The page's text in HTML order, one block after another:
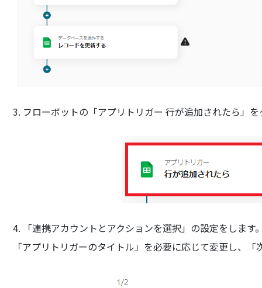
3. フローボットの「アプリトリガー 行が追加されたら」
4. 「連携アカウントとアクションを選択」の設定をします
「アプリトリガーのタイトル」を必要に応じて変更し、